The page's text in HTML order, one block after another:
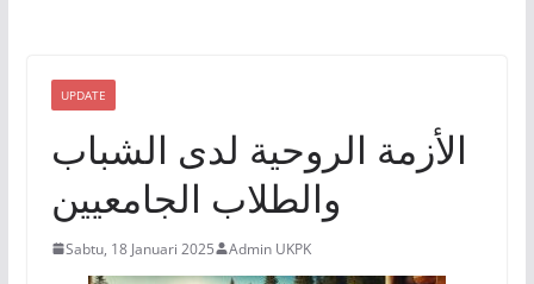
UPDATE
الأزمة الروحية لدى الشباب
والطلاب الجامعيين
Sabtu, 18 Januari 2025 Admin UKPK